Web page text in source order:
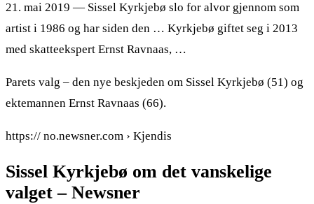
21. mai 2019 — Sissel Kyrkjebø slo for alvor gjennom som
artist i 1986 og har siden den … Kyrkjebø giftet seg i 2013
med skatteekspert Ernst Ravnaas, …
Parets valg – den nye beskjeden om Sissel Kyrkjebø (51) og
ektemannen Ernst Ravnaas (66).
https:// no.newsner.com › Kjendis
Sissel Kyrkjebø om det vanskelige
valget – Newsner